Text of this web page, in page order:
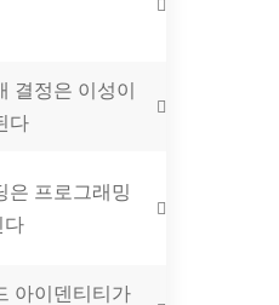
결정은 이성이
다
은 프로그래밍
다
아이덴티티가